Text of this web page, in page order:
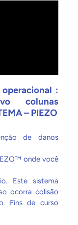
:
colunas
– PIEZO
de danos
onde você
Este sistema
ocorra colisão
Fins de curso